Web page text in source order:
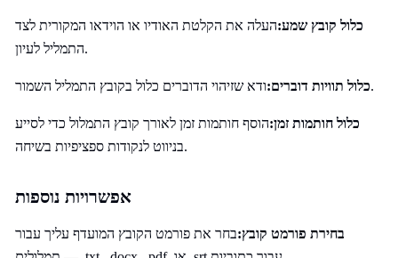
כלול קובץ שמע:העלה את הקלטת האודיו או הוידאו המקורית לצד
התמליל לעיון.
כלול תוויות דוברים:ודא שזיהוי הדוברים כלול בקובץ התמליל השמור.
כלול חותמות זמן:הוסף חותמות זמן לאורך קובץ התמלול כדי לסייע
בניווט לנקודות ספציפיות בשיחה.
אפשרויות נוספות
בחירת פורמט קובץ:בחר את פורמט הקובץ המועדף עליך עבור